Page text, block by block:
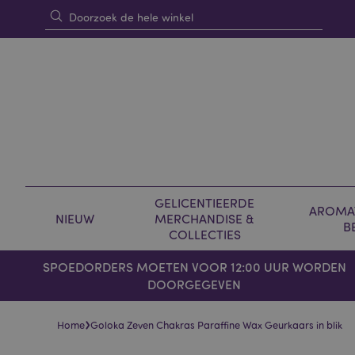
NIEUW
GELICENTIEERDE
MERCHANDISE &
COLLECTIES
SPOEDORDERS MOETEN VOOR 12:00 UUR WORDEN
DOORGEGEVEN
Home›Goloka Zeven Chakras Paraffine Wax Geurkaars in blik